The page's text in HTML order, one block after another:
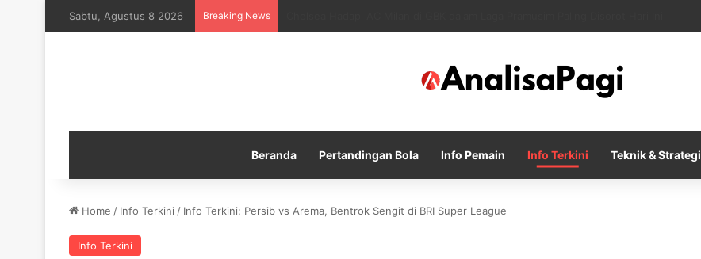
Sabtu, Agustus 8 2026 Breaking News
Beranda Pertandingan Bola Info Pemain Info Terkini Teknik & Strategi
Home / Info Terkini / Info Terkini: Persib vs Arema, Bentrok Sengit di BRI Super League
Info Terkini